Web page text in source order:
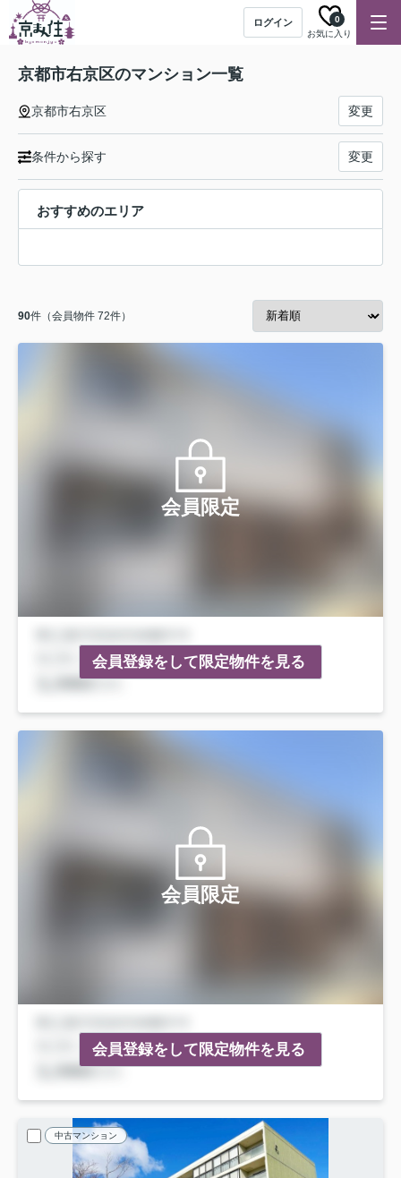
ログイン
お気に入り
0
京都市右京区のマンション一覧
京都市右京区 変更
条件から探す 変更
おすすめのエリア
90件（会員物件 72件）
会員限定
会員登録をして限定物件を見る
会員限定
会員登録をして限定物件を見る
中古マンション